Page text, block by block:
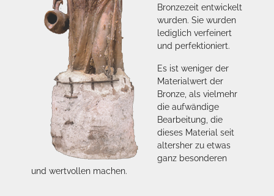
Bronzezeit entwickelt
wurden. Sie wurden
lediglich verfeinert
und perfektioniert.
Es ist weniger der
Materialwert der
Bronze, als vielmehr
die aufwändige
Bearbeitung, die
dieses Material seit
altersher zu etwas
ganz besonderen
und wertvollen machen.